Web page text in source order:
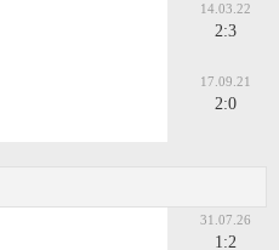
14.03.22
2:3
17.09.21
2:0
31.07.26
1:2